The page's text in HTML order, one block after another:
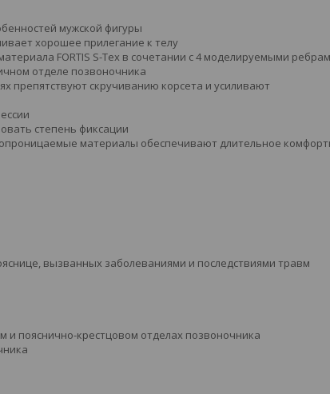
мужской фигуры
хорошее прилегание к телу
FORTIS S-Tex в сочетании с 4 моделируемыми
отделе позвоночника
препятствуют скручиванию корсета и усиливают
степень фиксации
материалы обеспечивают длительное
вызванных заболеваниями и последствиями травм
и пояснично-крестцовом отделах позвоночника